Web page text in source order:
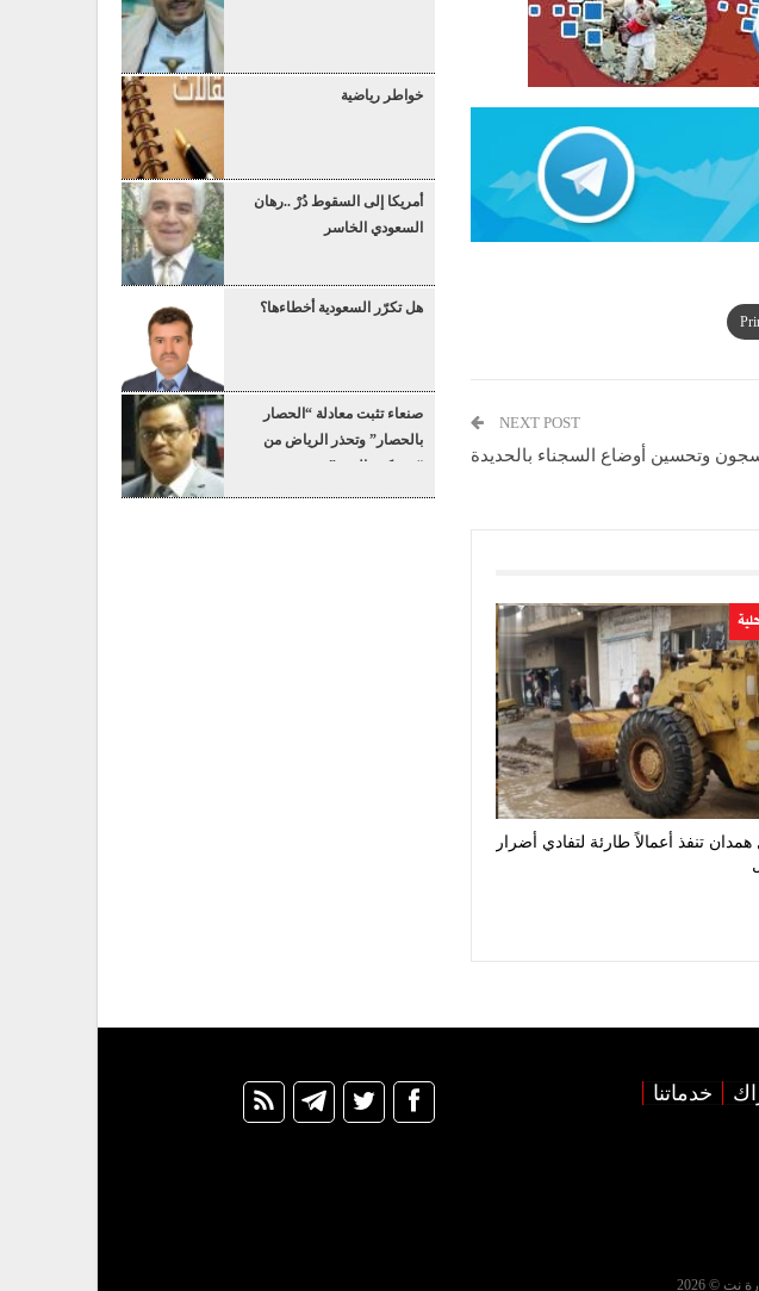
NEXT POST
وتحسين أوضاع السجناء بالحديدة
تنفذ أعمالاً طارئة لتفادي أضرار
خواطر رياضية
أمريكا إلى السقوط دُرْ ..رهان
السعودي الخاسر
هل تكرّر السعودية أخطاءها؟
صنعاء تثبت معادلة “الحصار
بالحصار” وتحذر الرياض من
“عسكرة البحر”
خدماتنا
© 2026